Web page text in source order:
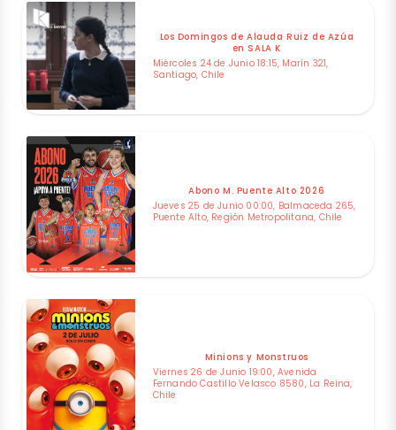
Los Domingos de Alauda Ruiz de Azúa
en SALA K
Miércoles 24 de Junio 18:15, Marín 321,
Santiago, Chile
Abono M. Puente Alto 2026
Jueves 25 de Junio 00:00, Balmaceda 265,
Puente Alto, Región Metropolitana, Chile
Minions y Monstruos
Viernes 26 de Junio 19:00, Avenida
Fernando Castillo Velasco 8580, La Reina,
Chile